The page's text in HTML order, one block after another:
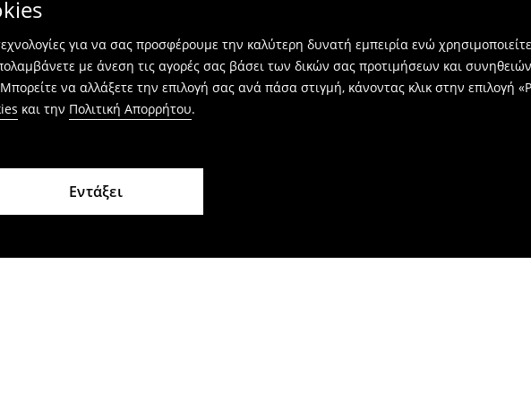
για να σας προσφέρουμε την καλύτερη δυνατή εμπειρία ενώ
με άνεση τις αγορές σας βάσει των δικών σας προτιμήσεων και
να αλλάξετε την επιλογή σας ανά πάσα στιγμή, κάνοντας κλικ στην επιλογή
και την Πολιτική Απορρήτου.
Εντάξει
προϊόντων